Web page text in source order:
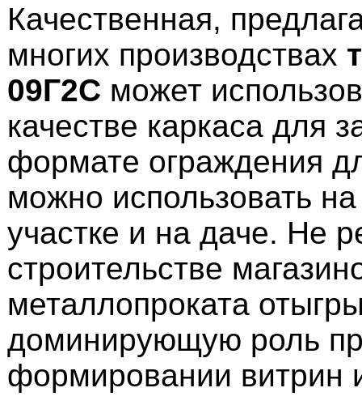
Качественная,
многих производствах
09Г2С может
качестве каркаса для
формате ограждения
можно использовать
участке и на даче. Не
строительстве
металлопроката
доминирующую роль
формировании витрин